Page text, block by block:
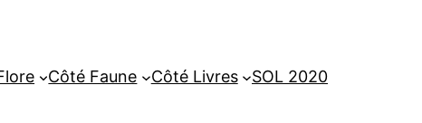
Côté Faune Côté Livres SOL 2020